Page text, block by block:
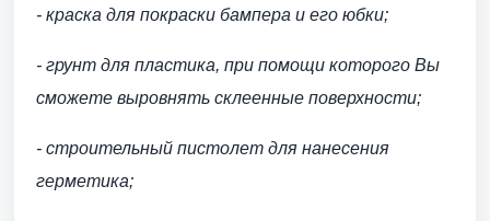
- краска для покраски бампера и его юбки;
- грунт для пластика, при помощи которого Вы
сможете выровнять склеенные поверхности;
- строительный пистолет для нанесения
герметика;